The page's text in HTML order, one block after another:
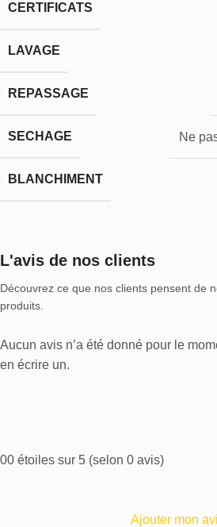
CERTIFICATS
LAVAGE
REPASSAGE
SECHAGE Ne
BLANCHIMENT
L'avis de nos clients
Découvrez ce que nos clients pensent de
produits.
Aucun avis n’a été donné pour le
en écrire un.
00 étoiles sur 5 (selon 0 avis)
Ajouter mon